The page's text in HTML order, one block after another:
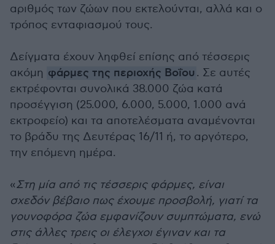
αριθμός των ζώων που εκτελούνται, αλλά και ο
τρόπος ενταφιασμού τους.
Δείγματα έχουν ληφθεί επίσης από τέσσερις
ακόμη φάρμες της περιοχής Βοΐου . Σε αυτές
εκτρέφονται συνολικά 38.000 ζώα κατά
προσέγγιση (25.000, 6.000, 5.000, 1.000 ανά
εκτροφείο) και τα αποτελέσματα αναμένονται
το βράδυ της Δευτέρας 16/11 ή, το αργότερο,
την επόμενη ημέρα.
«Στη μία από τις τέσσερις φάρμες, είναι
σχεδόν βέβαιο πως έχουμε προσβολή, γιατί τα
γουνοφόρα ζώα εμφανίζουν συμπτώματα, ενώ
στις άλλες τρεις οι έλεγχοι έγιναν και τα